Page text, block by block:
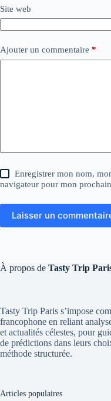
Site web
Ajouter un commentaire *
Enregistrer mon nom,
navigateur pour mon
Laisser un
À propos de Tasty Trip
Tasty Trip Paris s’impose
francophone en reliant
et actualités célestes, pour
de prédictions dans leurs
méthode structurée.
Articles populaires